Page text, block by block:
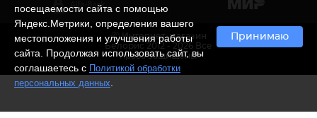
посещаемости сайта с помощью
Яндекс.Метрики, определения вашего
местоположения и улучшения работы
сайта. Продолжая использовать сайт, вы
соглашаетесь с Политикой обработки
персональных данных
Принимаю
Ⓒ Интернет-магазин
Белорис 2012 - 2026 Все
права защищены